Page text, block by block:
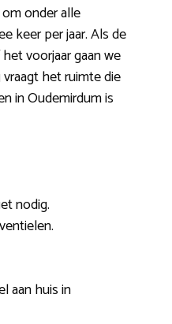
onder alle
keer per jaar. Als de
voorjaar gaan we
het ruimte die
in Oudemirdum is
nodig.
aan huis in